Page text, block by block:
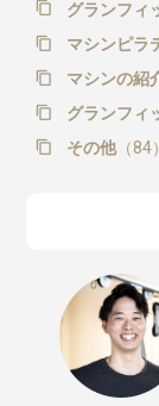
グランフィ
マシンピラ
マシンの紹
グランフィ
その他（84）